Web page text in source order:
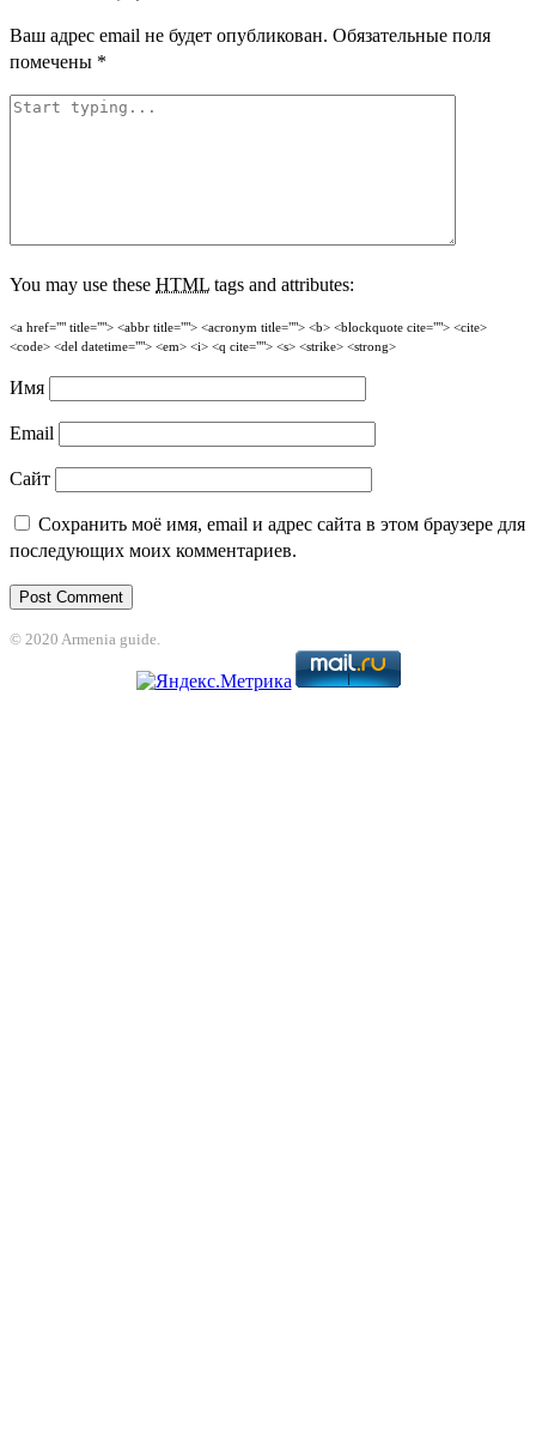
Ваш адрес email не будет опубликован. Обязательные поля
помечены *
You may use these HTML tags and attributes:
<a href="" title=""> <abbr title=""> <acronym title=""> <b> <blockquote cite=""> <cite>
<code> <del datetime=""> <em> <i> <q cite=""> <s> <strike> <strong>
Имя
Email
Сайт
Сохранить моё имя, email и адрес сайта в этом браузере для
последующих моих комментариев.
© 2020 Armenia guide.